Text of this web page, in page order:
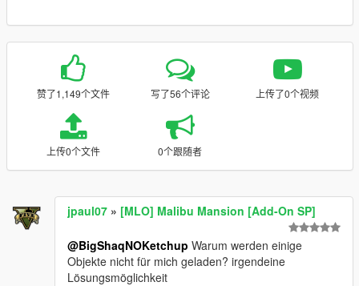
赞了1,149个文件 写了56个评论 上传了0个视频
上传0个文件 0个跟随者
jpaul07 » [MLO] Malibu Mansion [Add-On SP]
@BigShaqNOKetchup Warum werden einige
Objekte nicht für mich geladen? irgendeine
Lösungsmöglichkeit